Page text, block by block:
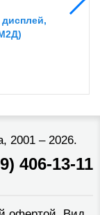
2001 – 2026.
406-13-11